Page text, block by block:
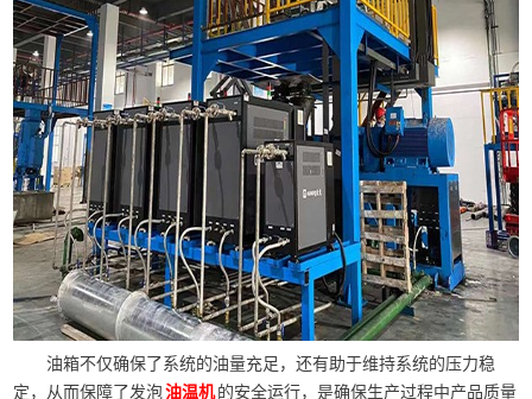
油箱不仅确保了系统的油量充足，还有助于维持系统的压力稳
定，从而保障了发泡 油温机的安全运行，是确保生产过程中产品质量